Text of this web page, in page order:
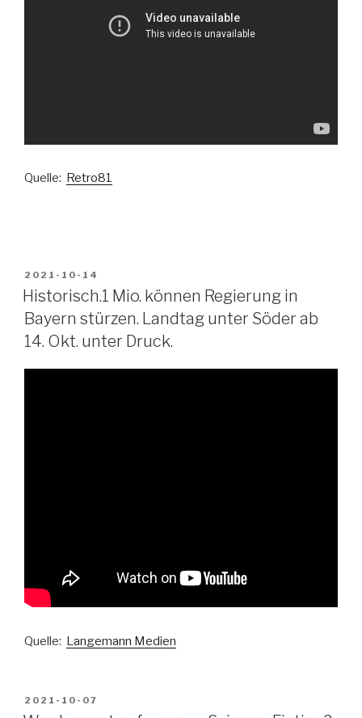
Quelle: Retro81
VERÖFFENTLICHT
AM
2021-10-14
Historisch.1 Mio. können Regierung in
Bayern stürzen. Landtag unter Söder ab
14. Okt. unter Druck.
Quelle: Langemann Medien
VERÖFFENTLICHT
AM
2021-10-07